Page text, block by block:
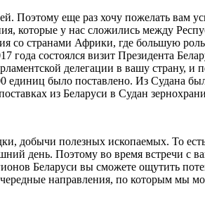
Поэтому еще раз хочу пожелать вам
которые у нас сложились между
со странами Африки, где большую
состоялся визит Президента
делегации в вашу страну, и
единиц было поставлено. Из Судана
из Беларуси в Судан
добычи полезных ископаемых. То
день. Поэтому во время встречи с
Беларуси вы сможете ощутить
направления, по которым